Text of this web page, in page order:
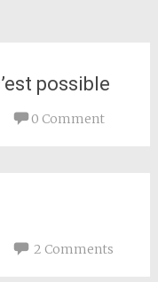
possible
0 Comment
2 Comments